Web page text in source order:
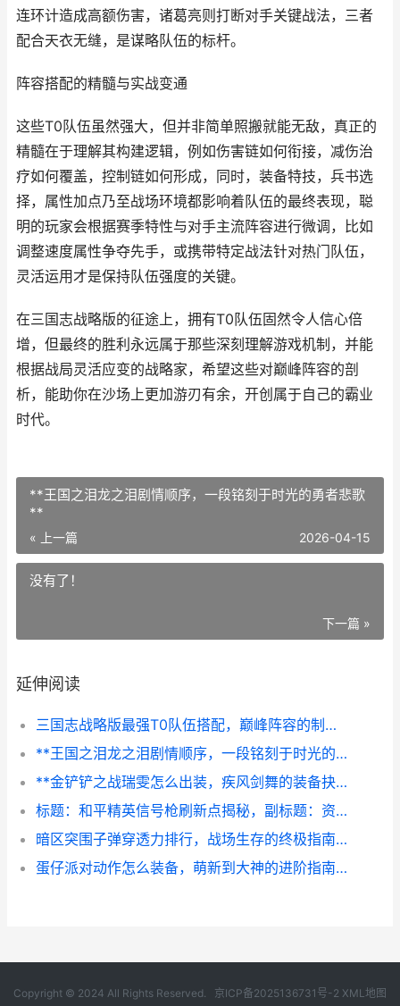
连环计造成高额伤害，诸葛亮则打断对手关键战法，三者
配合天衣无缝，是谋略队伍的标杆。
阵容搭配的精髓与实战变通
这些T0队伍虽然强大，但并非简单照搬就能无敌，真正的
精髓在于理解其构建逻辑，例如伤害链如何衔接，减伤治
疗如何覆盖，控制链如何形成，同时，装备特技，兵书选
择，属性加点乃至战场环境都影响着队伍的最终表现，聪
明的玩家会根据赛季特性与对手主流阵容进行微调，比如
调整速度属性争夺先手，或携带特定战法针对热门队伍，
灵活运用才是保持队伍强度的关键。
在三国志战略版的征途上，拥有T0队伍固然令人信心倍
增，但最终的胜利永远属于那些深刻理解游戏机制，并能
根据战局灵活应变的战略家，希望这些对巅峰阵容的剖
析，能助你在沙场上更加游刃有余，开创属于自己的霸业
时代。
**王国之泪龙之泪剧情顺序，一段铭刻于时光的勇者悲歌
**
« 上一篇 2026-04-15
没有了！
下一篇 »
延伸阅读
三国志战略版最强T0队伍搭配，巅峰阵容的制胜之道副标题，称霸赛季的终极阵容解析
**王国之泪龙之泪剧情顺序，一段铭刻于时光的勇者悲歌**
**金铲铲之战瑞雯怎么出装，疾风剑舞的装备抉择**
标题：和平精英信号枪刷新点揭秘，副标题：资深玩家的信号枪搜寻指南
暗区突围子弹穿透力排行，战场生存的终极指南，副标题，穿透数值背后的战术抉择
蛋仔派对动作怎么装备，萌新到大神的进阶指南，副标题，个性化操作设置全解析
Copyright © 2024 All Rights Reserved. 京ICP备2025136731号-2 XML地图